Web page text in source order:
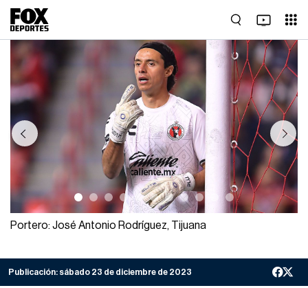
Previous Next
Portero: José Antonio Rodríguez, Tijuana
Publicación: sábado 23 de diciembre de 2023